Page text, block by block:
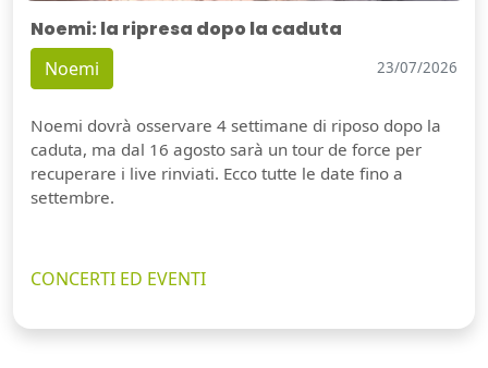
Noemi: la ripresa dopo la caduta
Noemi 23/07/2026
Noemi dovrà osservare 4 settimane di riposo dopo la
caduta, ma dal 16 agosto sarà un tour de force per
recuperare i live rinviati. Ecco tutte le date fino a
settembre.
CONCERTI ED EVENTI